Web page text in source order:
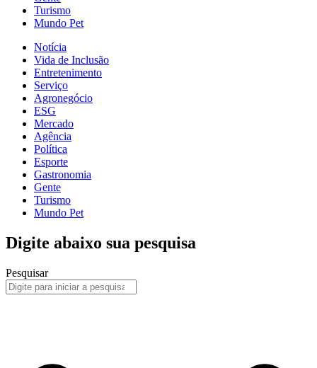
Turismo
Mundo Pet
Notícia
Vida de Inclusão
Entretenimento
Serviço
Agronegócio
ESG
Mercado
Agência
Política
Esporte
Gastronomia
Gente
Turismo
Mundo Pet
Digite abaixo sua pesquisa
Pesquisar